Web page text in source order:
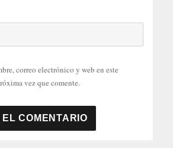
correo electrónico y web en este
vez que comente.